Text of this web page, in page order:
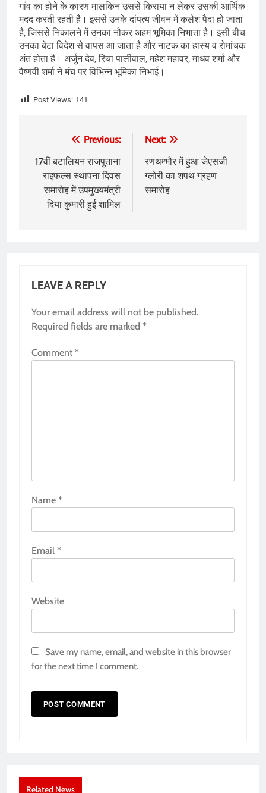
गांव का होने के कारण मालकिन उससे किराया न लेकर उसकी आर्थिक
मदद करती रहती है। इससे उनके दांपत्य जीवन में कलेश पैदा हो जाता
है, जिससे निकालने में उनका नौकर अहम भूमिका निभाता है। इसी बीच
उनका बेटा विदेश से वापस आ जाता है और नाटक का हास्य व रोमांचक
अंत होता है। अर्जुन देव, रिचा पालीवाल, महेश महावर, माधव शर्मा और
वैष्णवी शर्मा ने मंच पर विभिन्न भूमिका निभाई।
Post Views: 141
navigation
Previous:
17वीं बटालियन राजपुताना
राइफल्स स्थापना दिवस
समारोह में उपमुख्यमंत्री
दिया कुमारी हुई शामिल
Next:
रणथम्भौर में हुआ जेएसजी
ग्लोरी का शपथ ग्रहण
समारोह
LEAVE A REPLY
Your email address will not be published.
Required fields are marked *
Comment *
Name *
Email *
Website
Save my name, email, and website in this browser
for the next time I comment.
Related News